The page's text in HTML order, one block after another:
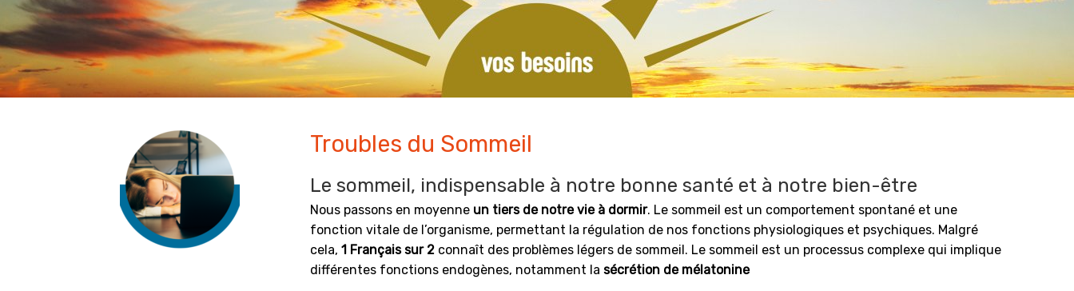
Troubles du Sommeil
Le sommeil, indispensable à notre bonne santé et à notre bien-être
Nous passons en moyenne un tiers de notre vie à dormir. Le sommeil est un comportement spontané et une
fonction vitale de l’organisme, permettant la régulation de nos fonctions physiologiques et psychiques. Malgré
cela, 1 Français sur 2 connaît des problèmes légers de sommeil. Le sommeil est un processus complexe qui implique
différentes fonctions endogènes, notamment la sécrétion de mélatonine